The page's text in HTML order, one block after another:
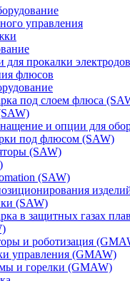
управления
прокалки электродов
флюсов
под слоем флюса
и опции для
под флюсом (SAW)
(SAW)
(SAW)
(SAW)
в защитных газах
и роботизация
управления (GMAW)
и горелки (GMAW)